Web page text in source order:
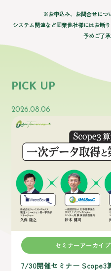
※お申込み、お問合せにつ
システム関連など同業他社様にはお断
予めご了承
PICK UP
2026.08.06
セミナーアーカイ
7/30開催セミナー Scope3